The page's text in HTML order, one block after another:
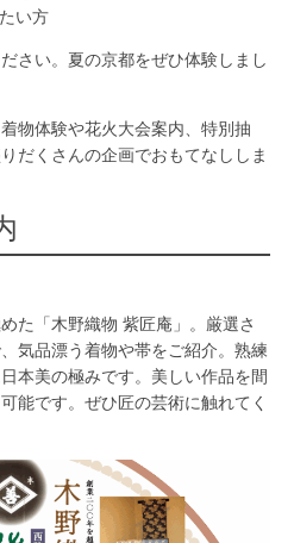
い方
ださい。夏の京都をぜひ体験しまし
物体験や花火大会案内、特別抽
だくさんの企画でおもてなししま
た「木野織物 紫匠庵」。厳選さ
気品漂う着物や帯をご紹介。熟練
本美の極みです。美しい作品を間
能です。ぜひ匠の芸術に触れてく